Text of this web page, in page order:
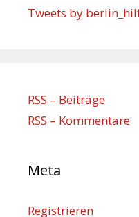
Tweets by
RSS – Beiträge
RSS – Kommentare
Meta
Registrieren